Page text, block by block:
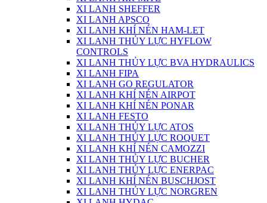
XI LANH SHEFFER
XI LANH APSCO
XI LANH KHÍ NÉN HAM-LET
XI LANH THỦY LỰC HYFLOW
CONTROLS
XI LANH THỦY LỰC BVA HYDRAULICS
XI LANH FIPA
XI LANH GO REGULATOR
XI LANH KHÍ NÉN AIRPOT
XI LANH KHÍ NÉN PONAR
XI LANH FESTO
XI LANH THỦY LỰC ATOS
XI LANH THỦY LỰC ROQUET
XI LANH KHÍ NÉN CAMOZZI
XI LANH THỦY LỰC BUCHER
XI LANH THỦY LỰC ENERPAC
XI LANH KHÍ NÉN BUSCHJOST
XI LANH THỦY LỰC NORGREN